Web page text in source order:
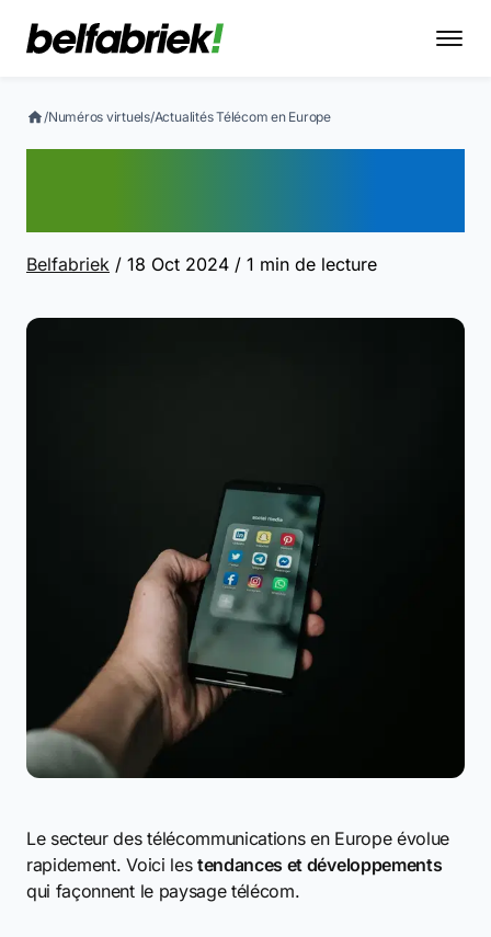
/Numéros virtuels/Actualités Télécom en Europe
Belfabriek / 18 Oct 2024 / 1 min de lecture
Le secteur des télécommunications en Europe évolue
rapidement. Voici les tendances et développements
qui façonnent le paysage télécom.